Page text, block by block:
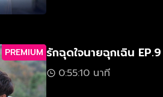
PREMIUM รักฉุดใจนายฉุกเฉิน EP.9
0:55:10 นาที